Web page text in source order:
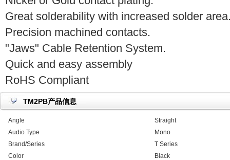
Great solderability with increased solder
Precision machined contacts.
"Jaws" Cable Retention System.
Quick and easy assembly
RoHS Compliant
TM2PB产品信息
Angle
Straight
Audio Type
Mono
Brand/Series
T Series
Color
Black